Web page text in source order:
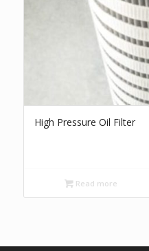
High Pressure Oil Filter
Read more